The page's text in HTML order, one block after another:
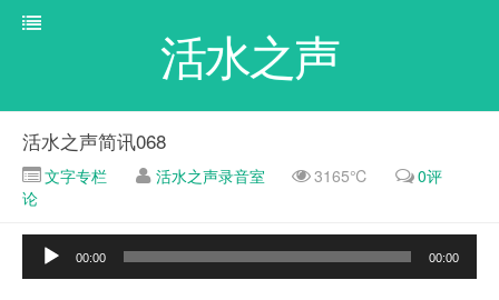
活水之声
活水之声简讯068
文字专栏 活水之声录音室 3165℃
0评
论
频
00:00 00:00